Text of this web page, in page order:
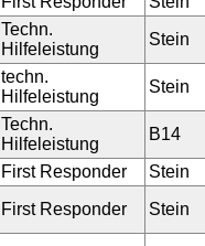
Techn.
Hilfeleistung
Stein
techn.
Hilfeleistung
Stein
Techn.
Hilfeleistung
B14
First Responder
Stein
First Responder Stein